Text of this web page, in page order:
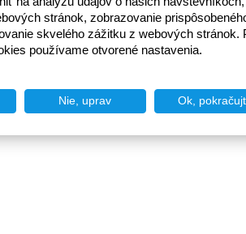
stránok, zobrazovanie
skvelého zážitku z webových stránok.
používame otvorené nastavenia.
Nie, uprav Ok,